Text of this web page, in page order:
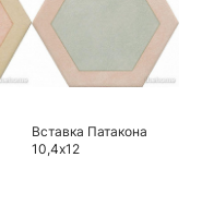
Вставка Патакона
10,4х12